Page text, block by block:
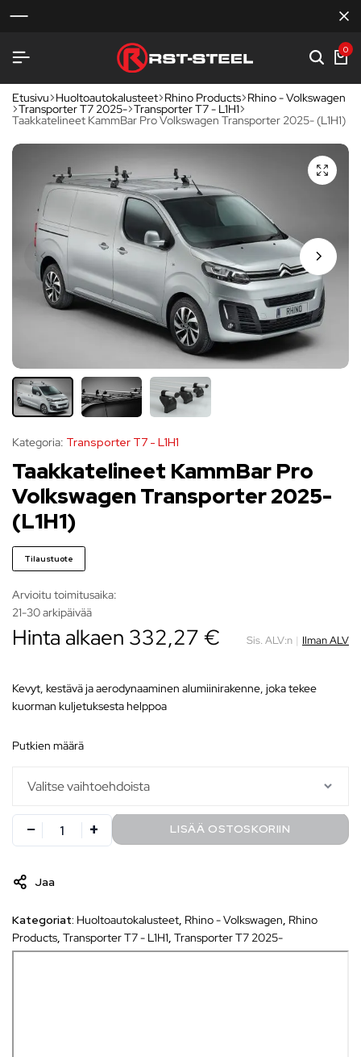
0
Etusivu Huoltoautokalusteet Rhino Products Rhino - Volkswagen
Transporter T7 2025- Transporter T7 - L1H1
Taakkatelineet KammBar Pro Volkswagen Transporter 2025- (L1H1)
Kategoria: Transporter T7 - L1H1
Taakkatelineet KammBar Pro
Volkswagen Transporter 2025-
(L1H1)
Tilaustuote
Arvioitu toimitusaika:
21-30 arkipäivää
Hinta alkaen 332,27 € Sis. ALV:n | Ilman ALV
Kevyt, kestävä ja aerodynaaminen alumiinirakenne, joka tekee
kuorman kuljetuksesta helppoa
putkien määrä
LISÄÄ OSTOSKORIIN
Jaa
Kategoriat: Huoltoautokalusteet, Rhino - Volkswagen, Rhino
Products, Transporter T7 - L1H1, Transporter T7 2025-